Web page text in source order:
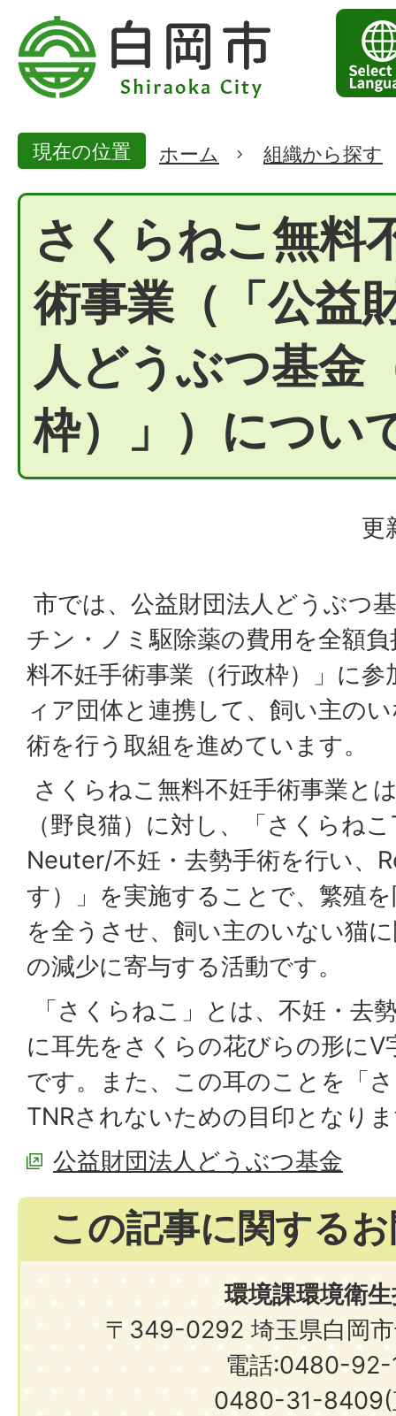
現在の位置 ホーム 組織から探す
さくらねこ無料
術事業（「公益
人どうぶつ基金
枠）」）につい
更
市では、公益財団法人どうぶつ
チン・ノミ駆除薬の費用を全額
料不妊手術事業（行政枠）」に
ィア団体と連携して、飼い主の
術を行う取組を進めています。
さくらねこ無料不妊手術事業と
（野良猫）に対し、「さくらね
Neuter/不妊・去勢手術を行い、
す）」を実施することで、繁殖
を全うさせ、飼い主のいない猫
の減少に寄与する活動です。
「さくらねこ」とは、不妊・去
に耳先をさくらの花びらの形に
です。また、この耳のことを「
TNRされないための目印となり
公益財団法人どうぶつ基金
この記事に関する
環境課環境衛
〒349-0292 埼玉県白岡
電話:0480-92-
0480-31-8409(